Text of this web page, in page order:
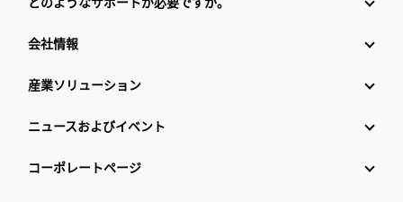
会社情報
産業ソリューション
ニュースおよびイベント
コーポレートページ